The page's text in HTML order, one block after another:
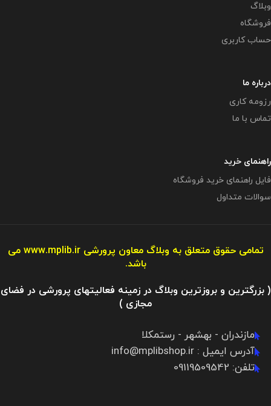
وبلاگ
فروشگاه
حساب کاربری
درباره ما
رزومه کاری
تماس با ما
راهنمای خرید
فایل راهنمای خرید فروشگاه
سوالات متداول
تمامی حقوق متعلق به وبلاگ معاون پرورشیwww.mplib.ir می
باشد.
( بزرگترین و بروزترین وبلاگ در زمینه فعالیتهای پرورشی در فضای
مجازی )
مازندران - بهشهر - رستمکلا
آدرس ایمیل : info@mplibshop.ir
تلفن: 09119509542​